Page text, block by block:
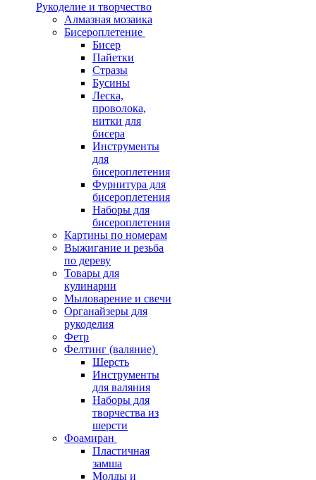
Рукоделие и творчество
Алмазная мозаика
Бисероплетение
Бисер
Пайетки
Стразы
Бусины
Леска,
проволока,
нитки для
бисера
Инструменты
для
бисероплетения
Фурнитура для
бисероплетения
Наборы для
бисероплетения
Картины по номерам
Выжигание и резьба
по дереву
Товары для
кулинарии
Мыловарение и свечи
Органайзеры для
рукоделия
Фетр
Фелтинг (валяние)
Шерсть
Инструменты
для валяния
Наборы для
творчества из
шерсти
Фоамиран
Пластичная
замша
Молды и